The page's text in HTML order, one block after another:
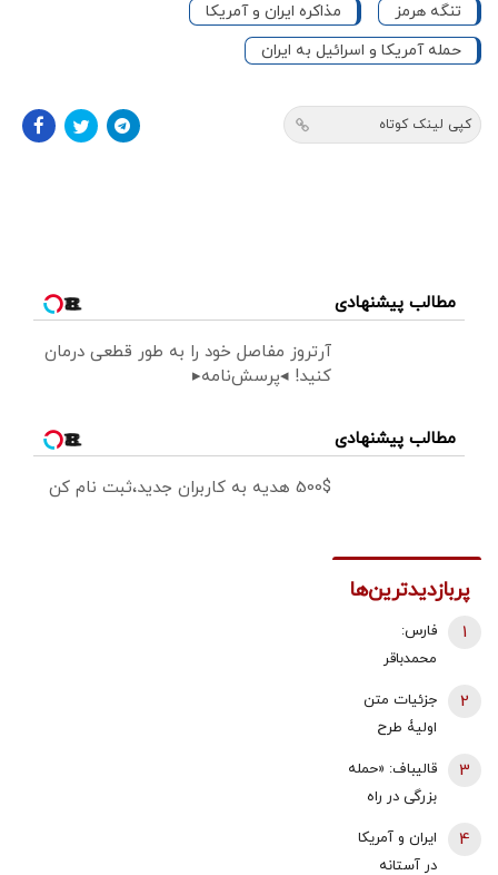
تنگه هرمز
مذاکره ایران و آمریکا
حمله آمریکا و اسرائیل به ایران
کپی لینک کوتاه
مطالب پیشنهادی
آرتروز مفاصل خود را به طور قطعی درمان
کنید! ◂پرسش‌نامه▸
مطالب پیشنهادی
500$ هدیه به کاربران جدید،ثبت نام کن
پربازدیدترین‌ها
فارس:
محمدباقر
داد/ محسن
رضایی دبیر
شورای عالی
امنیت ملی شد
1
جزئیات متن
اولیۀ طرح
مدیریت تنگه
هرمز منتشر
شد
2
قالیباف: «حمله
بزرگی در راه
کنید، نه، آن‌ها
3
ایران و آمریکا
در آستانه
4